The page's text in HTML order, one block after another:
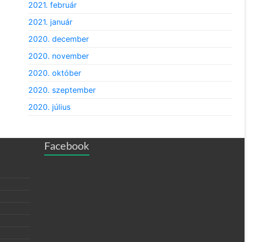
2021. február
2021. január
2020. december
2020. november
2020. október
2020. szeptember
2020. július
Facebook